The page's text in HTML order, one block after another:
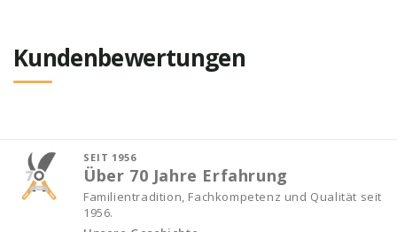
Kundenbewertungen
SEIT 1956
Über 70 Jahre Erfahrung
Familientradition, Fachkompetenz und Qualität seit
1956.